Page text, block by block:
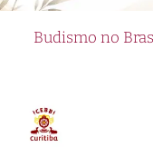
Budismo no